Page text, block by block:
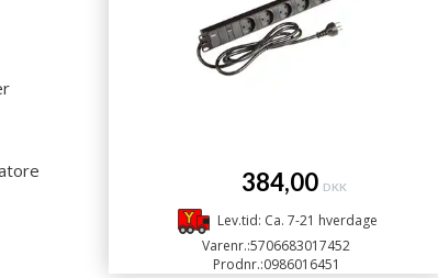
384,00 DKK
Lev.tid: Ca. 7-21 hverdage
Varenr.:5706683017452
Prodnr.:0986016451